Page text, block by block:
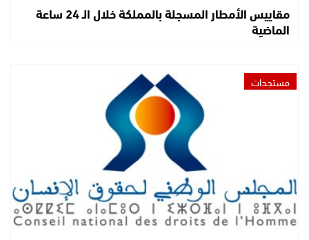
مقاييس الأمطار المسجلة بالمملكة خلال الـ 24 ساعة
الماضية
مستجدات